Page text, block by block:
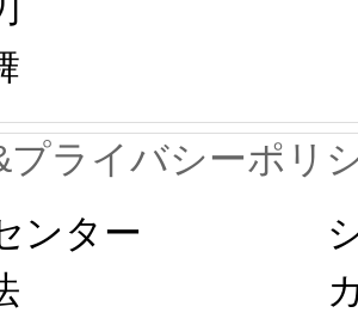
場生産
止いた
2月5日
注文
プレ
新春
プライバシーポリ
ンター